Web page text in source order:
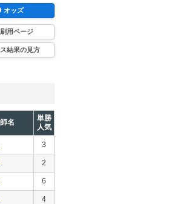
オッズ
用ページ
結果の見方
名
単勝
人気
3
2
6
4